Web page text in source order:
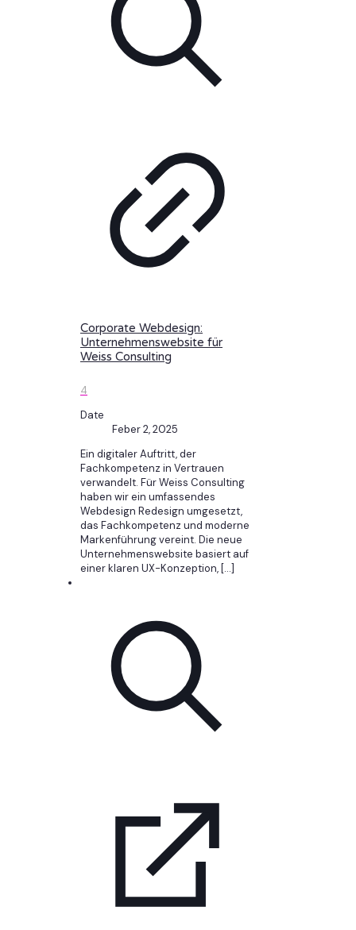
Corporate Webdesign:
Unternehmenswebsite für
Weiss Consulting
4
Date
Feber 2, 2025
Ein digitaler Auftritt, der
Fachkompetenz in Vertrauen
verwandelt. Für Weiss Consulting
haben wir ein umfassendes
Webdesign Redesign umgesetzt,
das Fachkompetenz und moderne
Markenführung vereint. Die neue
Unternehmenswebsite basiert auf
einer klaren UX-Konzeption, […]